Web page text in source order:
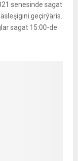
senesinde sagat
geçirýäris.
sagat 15:00-de